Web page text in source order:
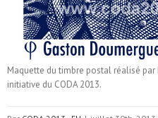
Maquette du timbre postal réalisé par
initiative du CODA 2013.